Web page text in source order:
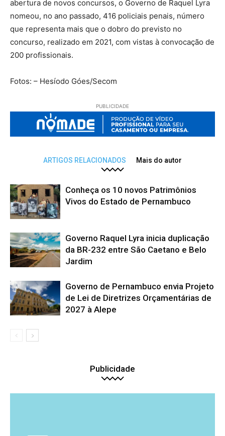
abertura de novos concursos, o Governo de Raquel Lyra
nomeou, no ano passado, 416 policiais penais, número
que representa mais que o dobro do previsto no
concurso, realizado em 2021, com vistas à convocação de
200 profissionais.
Fotos: – Hesíodo Góes/Secom
PUBLICIDADE
ARTIGOS RELACIONADOS Mais do autor
Conheça os 10 novos Patrimônios
Vivos do Estado de Pernambuco
Governo Raquel Lyra inicia duplicação
da BR-232 entre São Caetano e Belo
Jardim
Governo de Pernambuco envia Projeto
de Lei de Diretrizes Orçamentárias de
2027 à Alepe
Publicidade